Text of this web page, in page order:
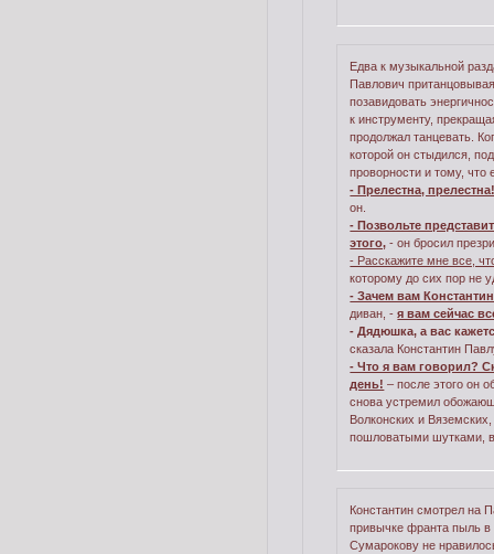
Едва к музыкальной
Павлович
позавидовать
к инструменту,
продолжал танцевать.
которой он стыдился,
проворности и тому, что
- Прелестна,
он.
- Позвольте
этого, - он бросил
- Расскажите мне все,
которому до сих пор не
- Зачем вам
диван, -я вам сейчас
- Дядюшка, а вас
сказала Константин
- Что я вам говорил?
день! – после этого он
снова устремил
Волконских и
пошловатыми шутками, в
Константин смотрел на
привычке франта пыль в
Сумарокову не